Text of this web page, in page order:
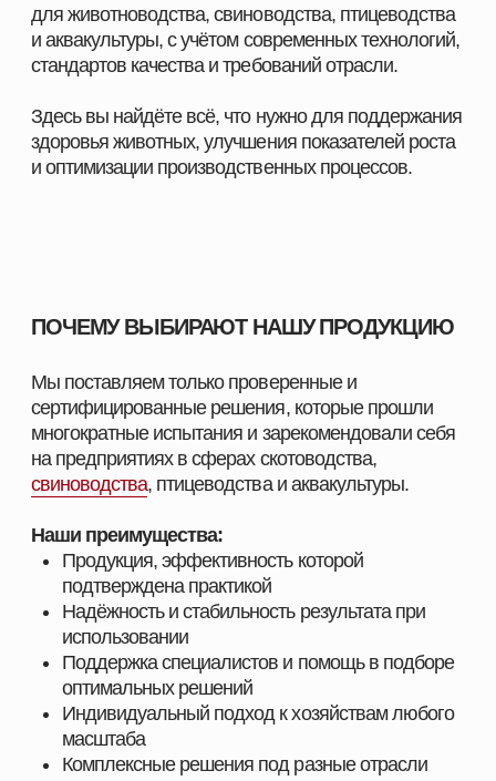
Оставьте заявку, и наш специалист свяжется с вами
в ближайшее время. Мы уточним особенности
вашего хозяйства, подскажем оптимальные
решения для животных и подготовим
индивидуальное предложение.
ПРОДУКЦИЮ ПОД ЗАДАЧИ
СМОТРЕТЬ КАТАЛОГ
ПОЛУЧИТЬ КОНСУЛЬТАЦИЮ